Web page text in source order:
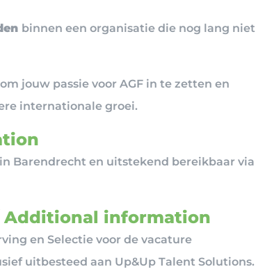
binnen een organisatie die nog lang niet
jouw passie voor AGF in te zetten en
internationale groei.
Barendrecht en uitstekend bereikbaar via
information
en Selectie voor de vacature
uitbesteed aan Up&Up Talent Solutions.